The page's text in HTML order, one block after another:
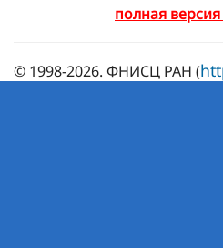
полная
© 1998-2026. ФНИСЦ РАН (